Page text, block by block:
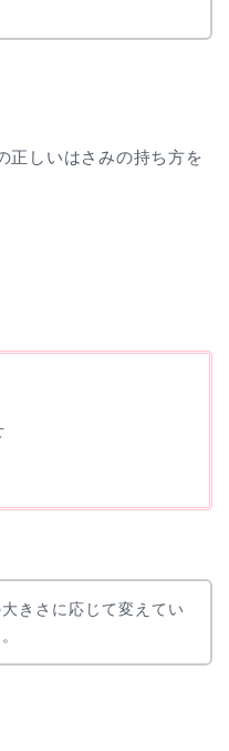
正しいはさみの持ち方を
きさに応じて変えてい